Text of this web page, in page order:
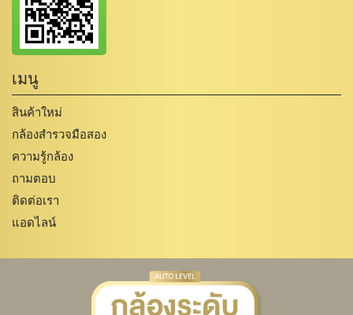
เมนู
สินค้าใหม่
กล้องสำรวจมือสอง
ความรู้กล้อง
ถามตอบ
ติดต่อเรา
แอดไลน์